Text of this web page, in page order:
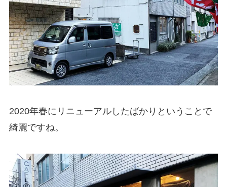
2020年春にリニューアルしたばかりということで
綺麗ですね。